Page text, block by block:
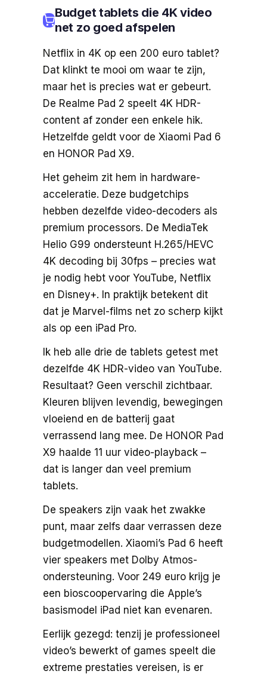
Budget tablets die 4K video
net zo goed afspelen
Netflix in 4K op een 200 euro tablet?
Dat klinkt te mooi om waar te zijn,
maar het is precies wat er gebeurt.
De Realme Pad 2 speelt 4K HDR-
content af zonder een enkele hik.
Hetzelfde geldt voor de Xiaomi Pad 6
en HONOR Pad X9.
Het geheim zit hem in hardware-
acceleratie. Deze budgetchips
hebben dezelfde video-decoders als
premium processors. De MediaTek
Helio G99 ondersteunt H.265/HEVC
4K decoding bij 30fps – precies wat
je nodig hebt voor YouTube, Netflix
en Disney+. In praktijk betekent dit
dat je Marvel-films net zo scherp kijkt
als op een iPad Pro.
Ik heb alle drie de tablets getest met
dezelfde 4K HDR-video van YouTube.
Resultaat? Geen verschil zichtbaar.
Kleuren blijven levendig, bewegingen
vloeiend en de batterij gaat
verrassend lang mee. De HONOR Pad
X9 haalde 11 uur video-playback –
dat is langer dan veel premium
tablets.
De speakers zijn vaak het zwakke
punt, maar zelfs daar verrassen deze
budgetmodellen. Xiaomi’s Pad 6 heeft
vier speakers met Dolby Atmos-
ondersteuning. Voor 249 euro krijg je
een bioscoopervaring die Apple’s
basismodel iPad niet kan evenaren.
Eerlijk gezegd: tenzij je professioneel
video’s bewerkt of games speelt die
extreme prestaties vereisen, is er